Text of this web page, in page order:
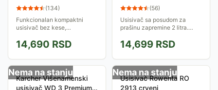
(134)
Funkcionalan kompaktni
usisivač bez kese,
prenošenje i odlaganje.
14,690 RSD
VC07M3110VB/GE
(56)
Usisivač sa posudom za
prašinu zapremine 2 litra.
Zahavljujući potrošnji energije
od samo 700W pripada
energetskoj klasi A.
14,699 RSD
Nema na stanju
Karcher Višenamenski
usisivač WD 3 Premium
Nema na stanju
Usisivač Rowenta RO
2913 crveni